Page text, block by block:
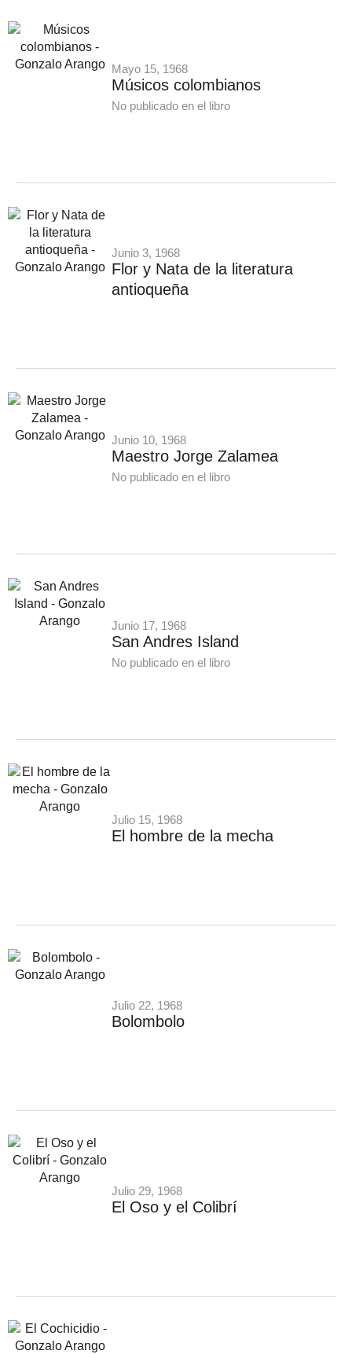
Mayo 15, 1968
Músicos colombianos
No publicado en el libro
Junio 3, 1968
Flor y Nata de la literatura
antioqueña
Junio 10, 1968
Maestro Jorge Zalamea
No publicado en el libro
Junio 17, 1968
San Andres Island
No publicado en el libro
Julio 15, 1968
El hombre de la mecha
Julio 22, 1968
Bolombolo
Julio 29, 1968
El Oso y el Colibrí